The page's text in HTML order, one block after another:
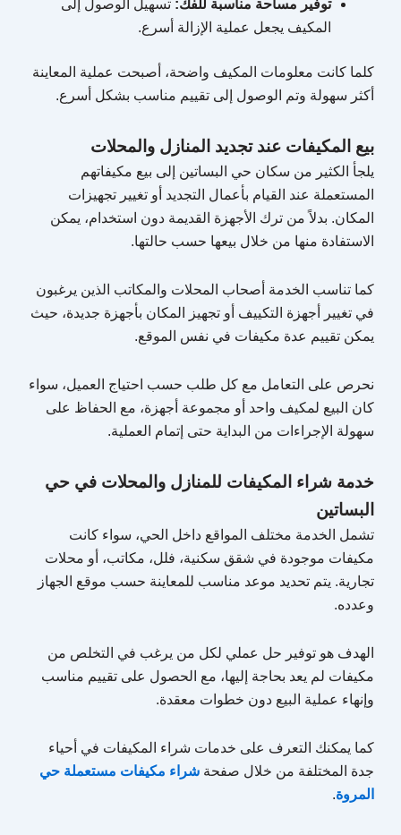
توفير مساحة مناسبة للفك: تسهيل الوصول إلى
المكيف يجعل عملية الإزالة أسرع.
كلما كانت معلومات المكيف واضحة، أصبحت عملية المعاينة
أكثر سهولة وتم الوصول إلى تقييم مناسب بشكل أسرع.
بيع المكيفات عند تجديد المنازل والمحلات
يلجأ الكثير من سكان حي البساتين إلى بيع مكيفاتهم
المستعملة عند القيام بأعمال التجديد أو تغيير تجهيزات
المكان. بدلاً من ترك الأجهزة القديمة دون استخدام، يمكن
الاستفادة منها من خلال بيعها حسب حالتها.
كما تناسب الخدمة أصحاب المحلات والمكاتب الذين يرغبون
في تغيير أجهزة التكييف أو تجهيز المكان بأجهزة جديدة، حيث
يمكن تقييم عدة مكيفات في نفس الموقع.
نحرص على التعامل مع كل طلب حسب احتياج العميل، سواء
كان البيع لمكيف واحد أو مجموعة أجهزة، مع الحفاظ على
سهولة الإجراءات من البداية حتى إتمام العملية.
خدمة شراء المكيفات للمنازل والمحلات في حي
البساتين
تشمل الخدمة مختلف المواقع داخل الحي، سواء كانت
مكيفات موجودة في شقق سكنية، فلل، مكاتب، أو محلات
تجارية. يتم تحديد موعد مناسب للمعاينة حسب موقع الجهاز
وعدده.
الهدف هو توفير حل عملي لكل من يرغب في التخلص من
مكيفات لم يعد بحاجة إليها، مع الحصول على تقييم مناسب
وإنهاء عملية البيع دون خطوات معقدة.
كما يمكنك التعرف على خدمات شراء المكيفات في أحياء
جدة المختلفة من خلال صفحة شراء مكيفات مستعملة حي
المروة.